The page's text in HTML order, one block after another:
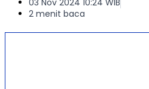
03 Nov 2024 10:24 WIB
2 menit baca